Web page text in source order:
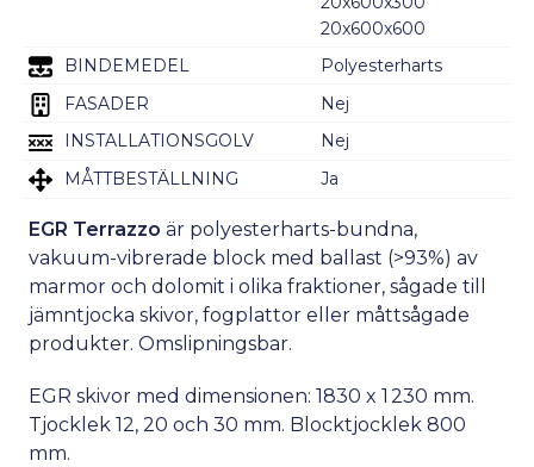
20x600x600
BINDEMEDEL
Polyesterharts
FASADER
Nej
INSTALLATIONSGOLV
Nej
MÅTTBESTÄLLNING
Ja
EGR Terrazzo är polyesterharts-bundna,
vakuum-vibrerade block med ballast (>93%) av
marmor och dolomit i olika fraktioner, sågade till
jämntjocka skivor, fogplattor eller måttsågade
produkter. Omslipningsbar.
EGR skivor med dimensionen: 1830 x 1 230 mm.
Tjocklek 12, 20 och 30 mm. Blocktjocklek 800
mm.